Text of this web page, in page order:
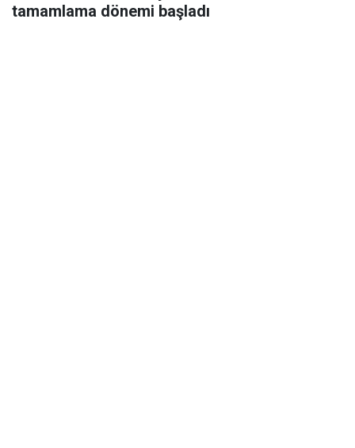
tamamlama dönemi başladı